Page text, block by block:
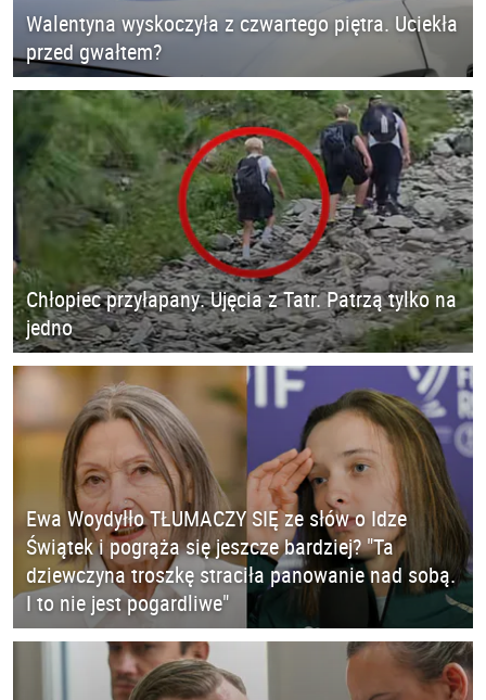
Walentyna wyskoczyła z czwartego piętra. Uciekła
przed gwałtem?
Chłopiec przyłapany. Ujęcia z Tatr. Patrzą tylko na
jedno
Ewa Woydyłło TŁUMACZY SIĘ ze słów o Idze
Świątek i pogrąża się jeszcze bardziej? "Ta
dziewczyna troszkę straciła panowanie nad sobą.
I to nie jest pogardliwe"